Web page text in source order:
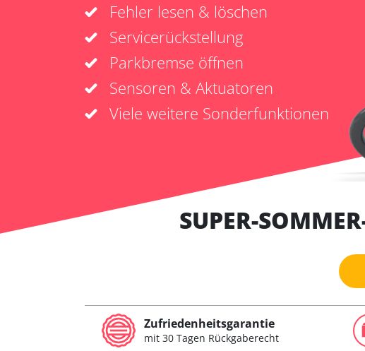
Fehler lesen & löschen
Servicerückstellung
Parkbremse öffnen
Sensoren & Aktuatoren
Viele weitere Sonderfunktionen
SUPER-
Zufriedenheitsgarantie
mit 30 Tagen Rückgaberecht